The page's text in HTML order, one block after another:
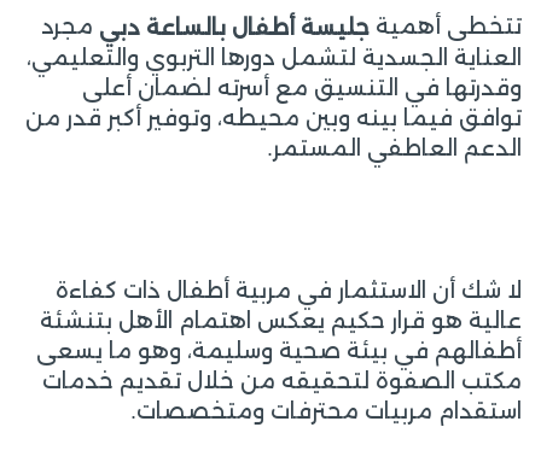
تتخطى أهمية جليسة أطفال بالساعة دبي مجرد
العناية الجسدية لتشمل دورها التربوي والتعليمي،
وقدرتها في التنسيق مع أسرته لضمان أعلى
توافق فيما بينه وبين محيطه، وتوفير أكبر قدر من
الدعم العاطفي المستمر.
لا شك أن الاستثمار في مربية أطفال ذات كفاءة
عالية هو قرار حكيم يعكس اهتمام الأهل بتنشئة
أطفالهم في بيئة صحية وسليمة، وهو ما يسعى
مكتب الصفوة لتحقيقه من خلال تقديم خدمات
استقدام مربيات محترفات ومتخصصات.